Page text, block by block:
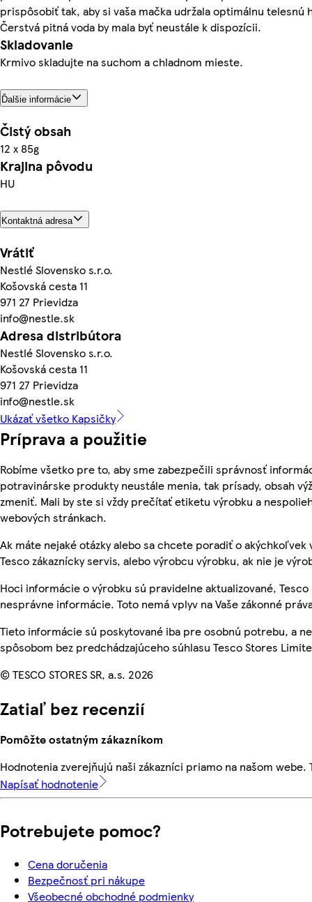
prispôsobiť tak, aby si vaša mačka udržala optimálnu
Čerstvá pitná voda by mala byť neustále k dispozícii.
Skladovanie
Krmivo skladujte na suchom a chladnom mieste.
Ďalšie informácie
Čistý obsah
12 x 85g
Krajina pôvodu
HU
Kontaktná adresa
Vrátiť
Nestlé Slovensko s.r.o.
Košovská cesta 11
971 27 Prievidza
info@nestle.sk
Adresa distribútora
Nestlé Slovensko s.r.o.
Košovská cesta 11
971 27 Prievidza
info@nestle.sk
Ukázať všetko Kapsičky
Príprava a použitie
Robíme všetko pre to, aby sme zabezpečili správnosť
potravinárske produkty neustále menia, tak prísady, obsah
zmeniť. Mali by ste si vždy prečítať etiketu výrobku a
webových stránkach.
Ak máte nejaké otázky alebo sa chcete poradiť o akýchkoľvek
Tesco zákaznícky servis, alebo výrobcu výrobku, ak nie je
Hoci informácie o výrobku sú pravidelne aktualizované,
nesprávne informácie. Toto nemá vplyv na Vaše zákonné
Tieto informácie sú poskytované iba pre osobnú potrebu, a
spôsobom bez predchádzajúceho súhlasu Tesco Stores
© TESCO STORES SR, a.s. 2026
Zatiaľ bez recenzií
Pomôžte ostatným zákazníkom
Hodnotenia zverejňujú naši zákazníci priamo na našom
Napísať hodnotenie
Potrebujete pomoc?
Cena doručenia
Bezpečnosť pri nákupe
Všeobecné obchodné podmienky